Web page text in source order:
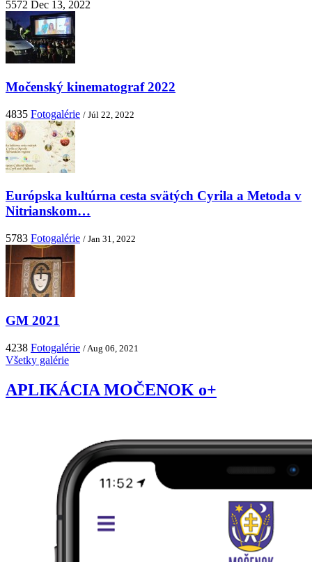
5572 Dec 13, 2022
Močenský kinematograf 2022
4835 Fotogalérie / Júl 22, 2022
Európska kultúrna cesta svätých Cyrila a Metoda v
Nitrianskom…
5783 Fotogalérie / Jan 31, 2022
GM 2021
4238 Fotogalérie / Aug 06, 2021
Všetky galérie
APLIKÁCIA MOČENOK o+